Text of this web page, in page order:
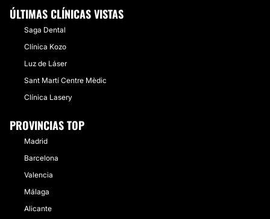
ÚLTIMAS CLÍNICAS VISTAS
Saga Dental
Clínica Kozo
Luz de Láser
Sant Martí Centre Mèdic
Clínica Lasery
PROVINCIAS TOP
Madrid
Barcelona
Valencia
Málaga
Alicante